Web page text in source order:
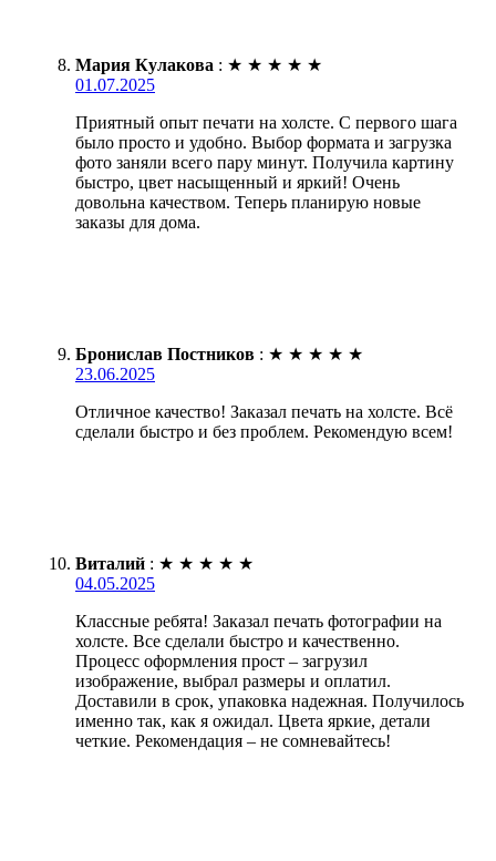
Мария Кулакова : ★ ★ ★ ★ ★
01.07.2025
Приятный опыт печати на холсте. С первого шага
было просто и удобно. Выбор формата и загрузка
фото заняли всего пару минут. Получила картину
быстро, цвет насыщенный и яркий! Очень
довольна качеством. Теперь планирую новые
заказы для дома.
Бронислав Постников : ★ ★ ★ ★ ★
23.06.2025
Отличное качество! Заказал печать на холсте. Всё
сделали быстро и без проблем. Рекомендую всем!
Виталий : ★ ★ ★ ★ ★
04.05.2025
Классные ребята! Заказал печать фотографии на
холсте. Все сделали быстро и качественно.
Процесс оформления прост – загрузил
изображение, выбрал размеры и оплатил.
Доставили в срок, упаковка надежная. Получилось
именно так, как я ожидал. Цвета яркие, детали
четкие. Рекомендация – не сомневайтесь!